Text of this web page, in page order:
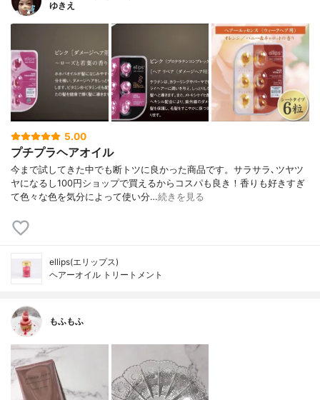
ゆきえ
5.00
プチプラヘアオイル
今まで試してきた中でも断トツに良かった商品です。サラサラ､ツヤツ
ヤになるし100円ショップで買えるからコスパも良き！香りも好きすぎ
て色々な色を気分によって使い分…続きを見る
ellips(エリップス)
ヘアーオイル トリートメント
もふもふ